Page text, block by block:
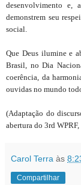
desenvolvimento e,
demonstrem seu
social.
Que Deus ilumine e
Brasil, no Dia
coerência, da
ouvidas no mundo
(Adaptação do
abertura do 3rd
Carol Terra às
Compartilhar